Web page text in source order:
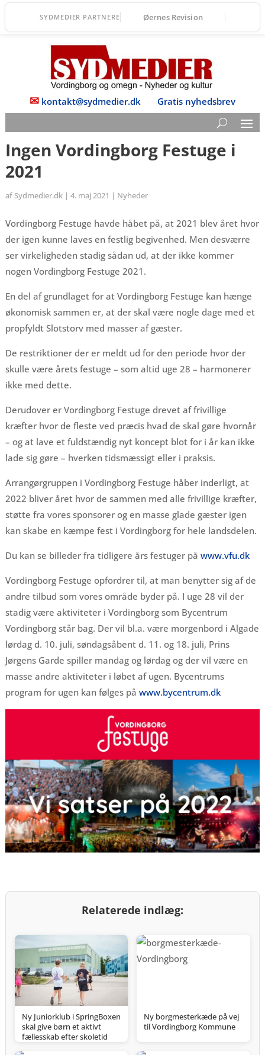
SYDMEDIER PARTNERE Øernes Revision
✉ kontakt@sydmedier.dk Gratis nyhedsbrev
Ingen Vordingborg Festuge i
2021
af Sydmedier.dk| 4. maj 2021 | Nyheder
Vordingborg Festuge havde håbet på, at 2021 blev året hvor
der igen kunne laves en festlig begivenhed. Men desværre
ser virkeligheden stadig sådan ud, at der ikke kommer
nogen Vordingborg Festuge 2021.
En del af grundlaget for at Vordingborg Festuge kan hænge
økonomisk sammen er, at der skal være nogle dage med et
propfyldt Slotstorv med masser af gæster.
De restriktioner der er meldt ud for den periode hvor der
skulle være årets festuge – som altid uge 28 – harmonerer
ikke med dette.
Derudover er Vordingborg Festuge drevet af frivillige
kræfter hvor de fleste ved præcis hvad de skal gøre hvornår
– og at lave et fuldstændig nyt koncept blot for i år kan ikke
lade sig gøre – hverken tidsmæssigt eller i praksis.
Arrangørgruppen i Vordingborg Festuge håber inderligt, at
2022 bliver året hvor de sammen med alle frivillige kræfter,
støtte fra vores sponsorer og en masse glade gæster igen
kan skabe en kæmpe fest i Vordingborg for hele landsdelen.
Du kan se billeder fra tidligere års festuger på www.vfu.dk
Vordingborg Festuge opfordrer til, at man benytter sig af de
andre tilbud som vores område byder på. I uge 28 vil der
stadig være aktiviteter i Vordingborg som Bycentrum
Vordingborg står bag. Der vil bl.a. være morgenbord i Algade
lørdag d. 10. juli, søndagsåbent d. 11. og 18. juli, Prins
Jørgens Garde spiller mandag og lørdag og der vil være en
masse andre aktiviteter i løbet af ugen. Bycentrums
program for ugen kan følges på www.bycentrum.dk
Relaterede indlæg:
Ny Juniorklub i SpringBoxen
skal give børn et aktivt
fællesskab efter skoletid
Ny borgmesterkæde på vej
til Vordingborg Kommune